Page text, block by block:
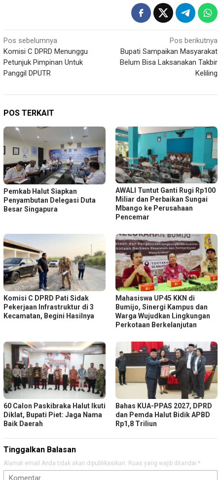
Navigasi
pos
Pos sebelumnya
Komisi C DPRD Menunggu
Petunjuk Pimpinan Untuk
Panggil DPUTR
Pos berikutnya
Bupati Sampaikan Masyarakat
Belum Bisa Laksanakan Takbir
Keliling
POS TERKAIT
Pemkab Halut Siapkan
Penyambutan Delegasi Duta
Besar Singapura
AWALI Tuntut Ganti Rugi Rp100
Miliar dan Perbaikan Sungai
Mbango ke Perusahaan
Pencemar
Komisi C DPRD Pati Sidak
Pekerjaan Infrastruktur di 3
Kecamatan, Begini Hasilnya
Mahasiswa UP45 KKN di
Bumijo, Sinergi Kampus dan
Warga Wujudkan Lingkungan
Perkotaan Berkelanjutan
60 Calon Paskibraka Halut Ikuti
Diklat, Bupati Piet: Jaga Nama
Baik Daerah
Bahas KUA-PPAS 2027, DPRD
dan Pemda Halut Bidik APBD
Rp1,8 Triliun
Tinggalkan Balasan
Alamat email Anda tidak akan dipublikasikan. Ruas yang wajib ditandai *